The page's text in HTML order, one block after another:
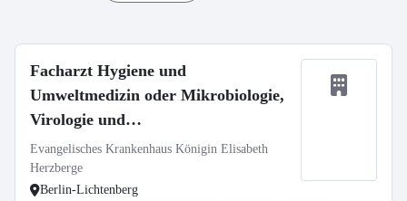
Facharzt Hygiene und
Umweltmedizin oder Mikrobiologie,
Virologie und
Infektionsepidemiologie (m/w/d)
Evangelisches Krankenhaus Königin Elisabeth
Herzberge
Berlin-Lichtenberg